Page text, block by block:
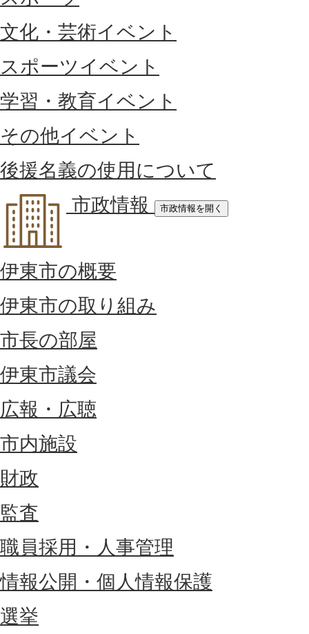
文化・芸術イベント
スポーツイベント
学習・教育イベント
その他イベント
後援名義の使用について
市政情報
市政情報を開く
伊東市の概要
伊東市の取り組み
市長の部屋
伊東市議会
広報・広聴
市内施設
財政
監査
職員採用・人事管理
情報公開・個人情報保護
選挙